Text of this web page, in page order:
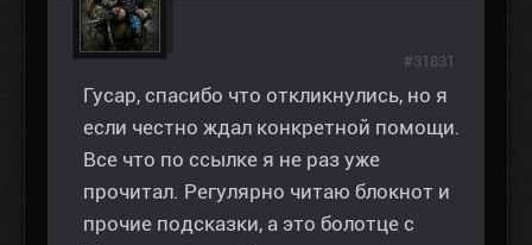
Гусар, спасибо что откликнулись, но я
если честно ждал конкретной помощи.
Все что по ссылке я не раз уже
прочитал. Регулярно читаю блокнот и
прочие подсказки, а это болотце с
#31831